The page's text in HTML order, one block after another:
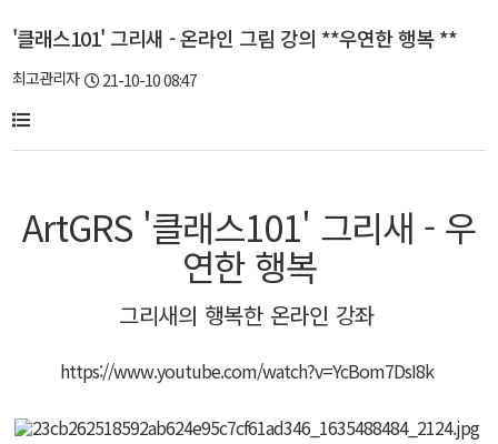
'클래스101' 그리새 - 온라인 그림 강의 **우연한 행복 **
최고관리자 21-10-10 08:47
ArtGRS '클래스101' 그리새 - 우
연한 행복
그리새의 행복한 온라인 강좌
https://www.youtube.com/watch?v=YcBom7DsI8k